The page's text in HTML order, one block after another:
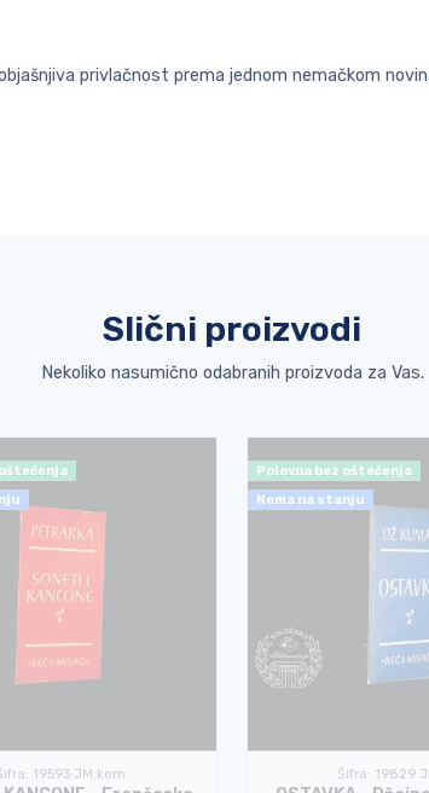
privlačnost prema jednom nemačkom
Slični proizvodi
Nekoliko nasumično odabranih proizvoda za Vas.
19593 JM:kom
Polovna bez oštećenja
Nema na stanju
Šifra: 19829